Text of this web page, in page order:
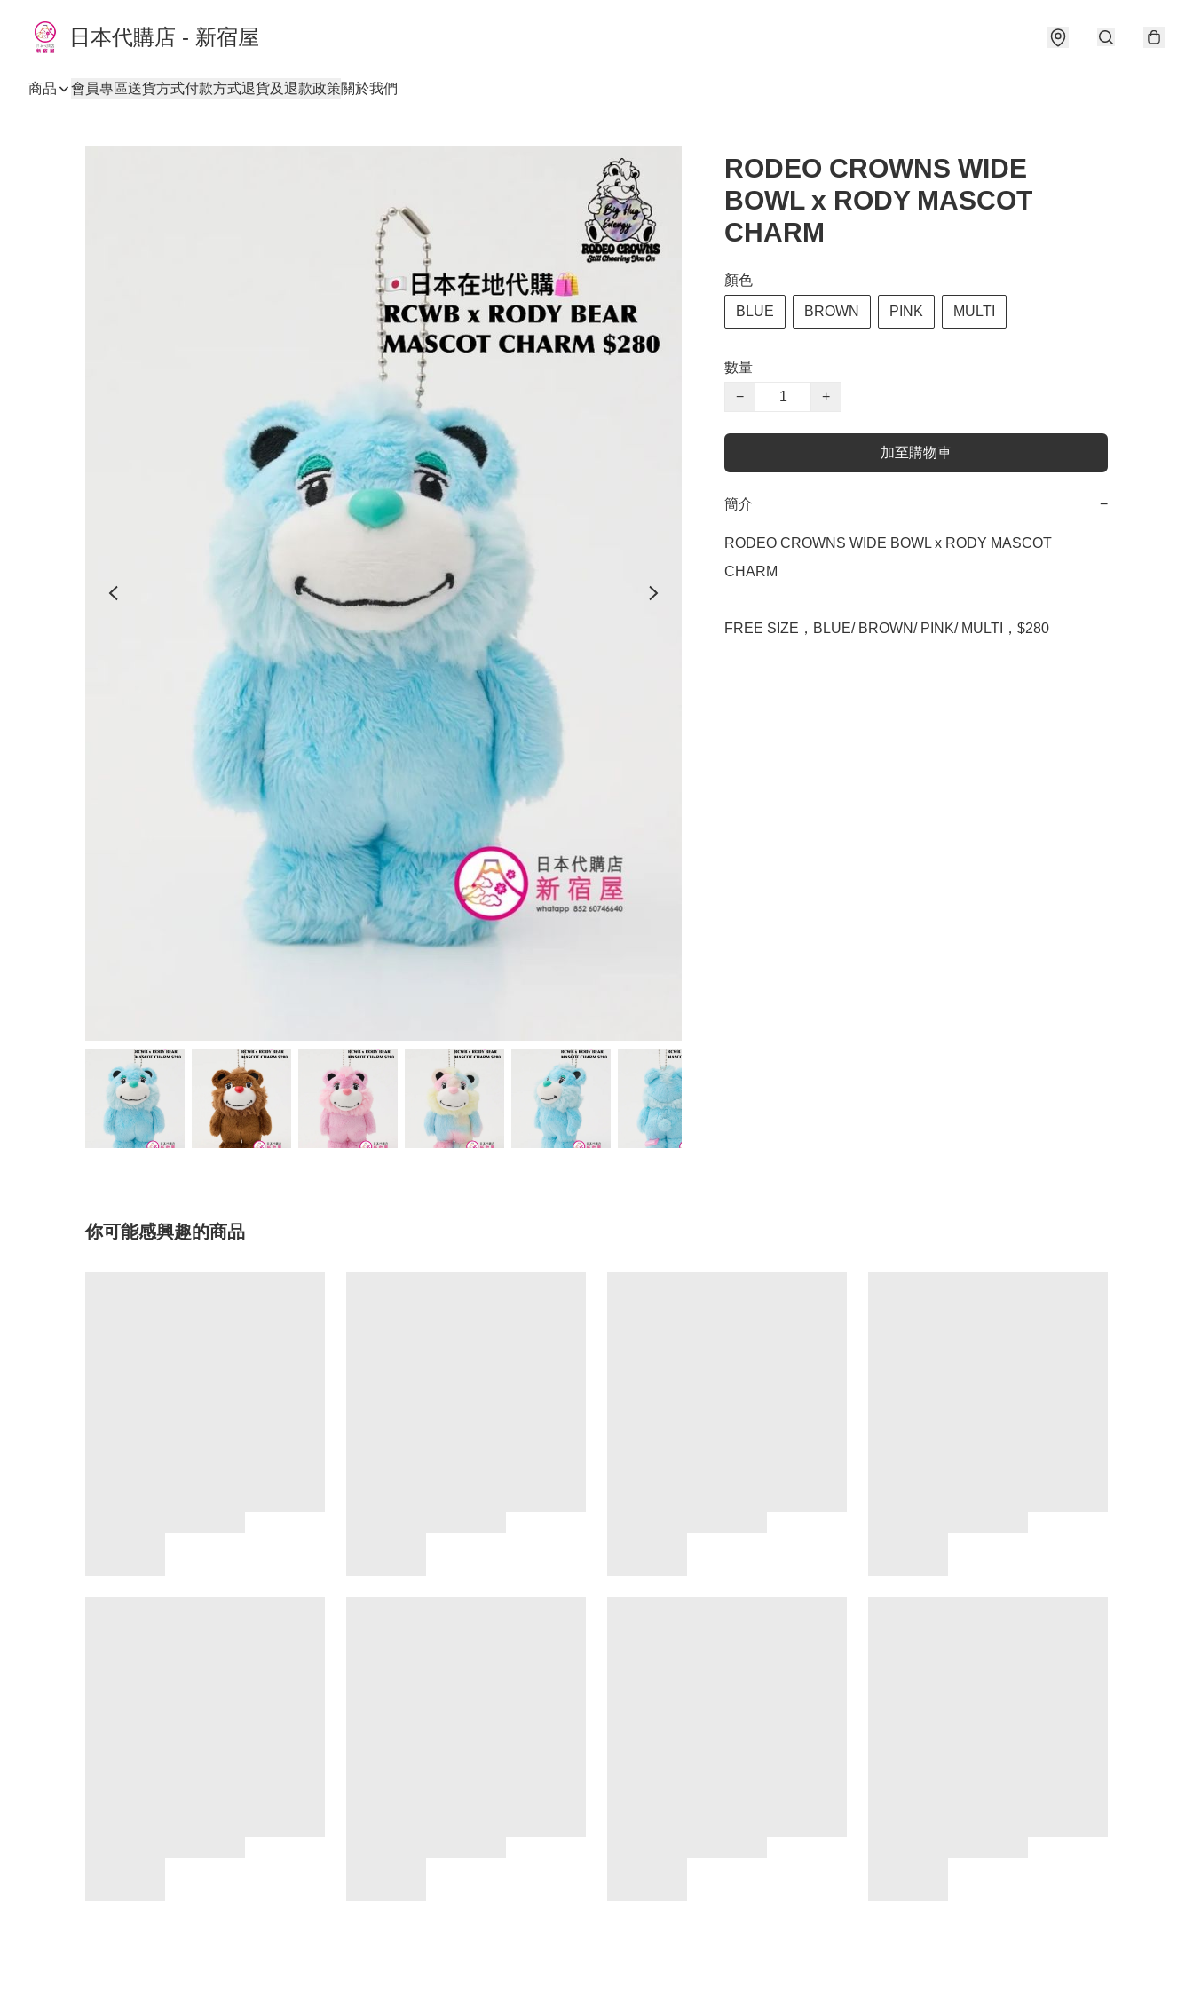
日本代購店 - 新宿屋
商品 會員專區送貨方式付款方式退貨及退款政策關於我們
RODEO CROWNS WIDE
BOWL x RODY MASCOT
CHARM
顏色
BLUE BROWN PINK MULTI
數量
−
+
加至購物車
簡介 −
RODEO CROWNS WIDE BOWL x RODY MASCOT
CHARM
FREE SIZE，BLUE/ BROWN/ PINK/ MULTI，$280
你可能感興趣的商品